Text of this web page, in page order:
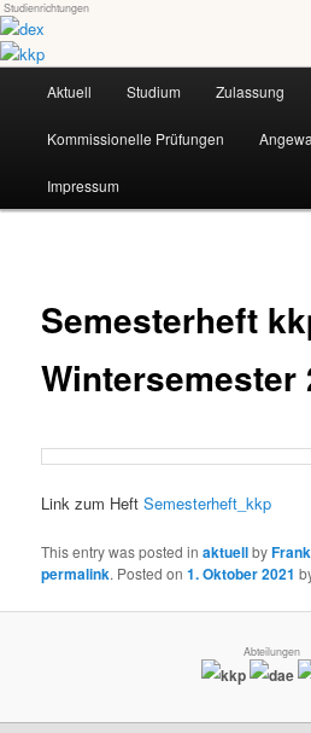
Skip
to
primary
contentdex-kkp
Universität für angewandte Kunst Wien
Studienrichtungen
Aktuell Studium Zulassung
Kommissionelle Prüfungen
Impressum
Semesterheft
Wintersemester
Link zum HeftSemesterheft_kkp
This entry was posted inaktuellby
permalink. Posted on1. Oktober 2021
Abteilungen